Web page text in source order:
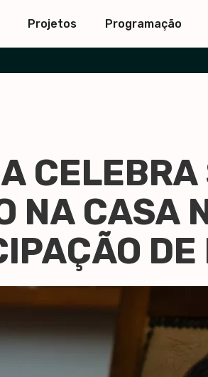
Projetos Programação
NA CASA